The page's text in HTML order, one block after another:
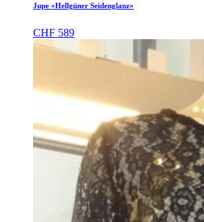
Jupe «Hellgüner Seidenglanz»
CHF 589